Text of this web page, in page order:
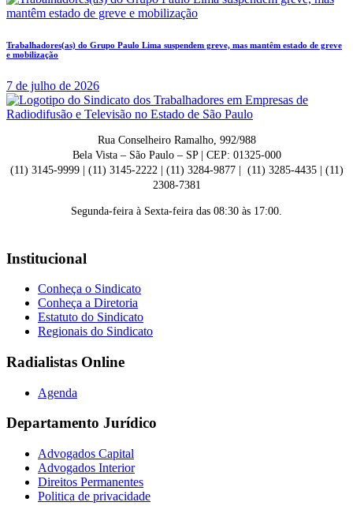
Trabalhadores(as) do Grupo Paulo Lima suspendem greve, mas mantêm estado de greve
e mobilização
7 de julho de 2026
Rua Conselheiro Ramalho, 992/988
Bela Vista – São Paulo – SP | CEP: 01325-000
(11) 3145-9999 | (11) 3145-2222 | (11) 3284-9877 | (11) 3285-4435 | (11)
2308-7381
Segunda-feira à Sexta-feira das 08:30 às 17:00.
Institucional
Conheça o Sindicato
Conheça a Diretoria
Estatuto do Sindicato
Regionais do Sindicato
Radialistas Online
Agenda
Departamento Jurídico
Advogados Capital
Advogados Interior
Direitos Permanentes
Politica de privacidade